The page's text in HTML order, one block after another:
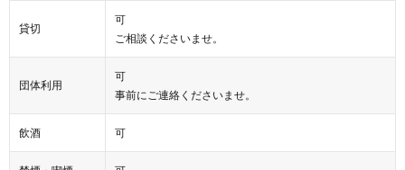
貸切
可
ご相談くださいませ。
団体利用
可
事前にご連絡くださいませ。
飲酒 可